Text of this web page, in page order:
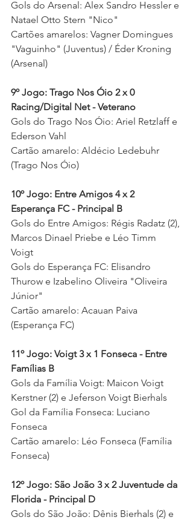
Gols do Arsenal: Alex Sandro Hessler e
Natael Otto Stern "Nico"
Cartões amarelos: Vagner Domingues
"Vaguinho" (Juventus) / Éder Kroning
(Arsenal)
9º Jogo: Trago Nos Óio 2 x 0
Racing/Digital Net - Veterano
Gols do Trago Nos Óio: Ariel Retzlaff e
Ederson Vahl
Cartão amarelo: Aldécio Ledebuhr
(Trago Nos Óio)
10º Jogo: Entre Amigos 4 x 2
Esperança FC - Principal B
Gols do Entre Amigos: Régis Radatz (2),
Marcos Dinael Priebe e Léo Timm
Voigt
Gols do Esperança FC: Elisandro
Thurow e Izabelino Oliveira "Oliveira
Júnior"
Cartão amarelo: Acauan Paiva
(Esperança FC)
11º Jogo: Voigt 3 x 1 Fonseca - Entre
Famílias B
Gols da Família Voigt: Maicon Voigt
Kerstner (2) e Jeferson Voigt Bierhals
Gol da Família Fonseca: Luciano
Fonseca
Cartão amarelo: Léo Fonseca (Família
Fonseca)
12º Jogo: São João 3 x 2 Juventude da
Florida - Principal D
Gols do São João: Dênis Bierhals (2) e